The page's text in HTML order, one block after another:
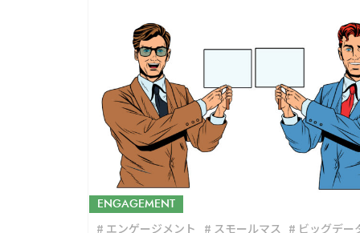
ENGAGEMENT
エンゲージメント スモールマス ビッグデー